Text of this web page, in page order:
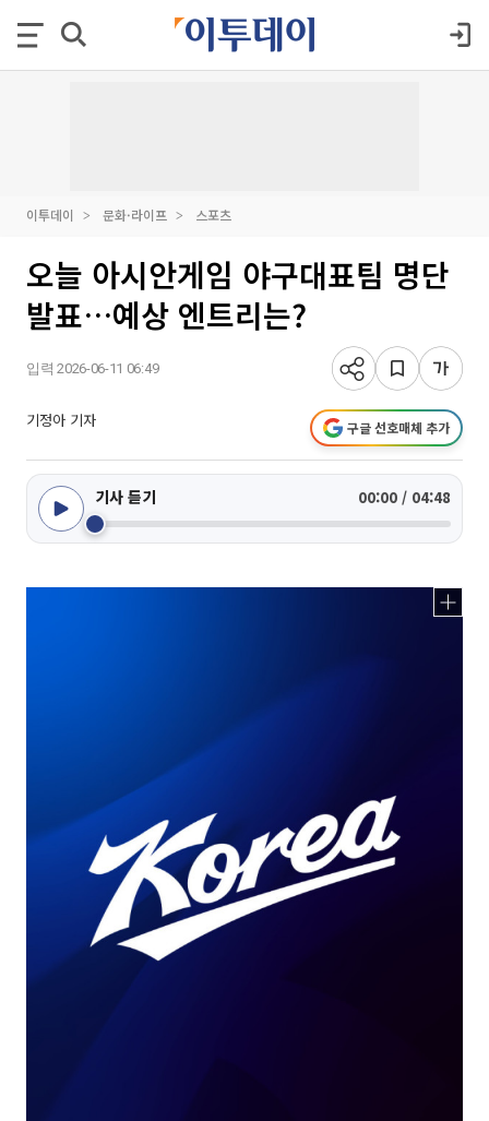
이투데이 문화·라이프 스포츠
오늘 아시안게임 야구대표팀 명단
발표…예상 엔트리는?
입력 2026-06-11 06:49
기정아 기자 구글 선호매체 추가
기사 듣기 00:00 / 04:48